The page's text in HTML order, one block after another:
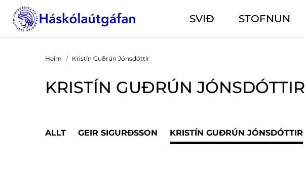
SVIÐ STOFNUN
Heim Kristín Guðrún Jónsdóttir
KRISTÍN GUÐRÚN JÓNSDÓTTIR
ALLT GEIR SIGURÐSSON KRISTÍN GUÐRÚN JÓNSDÓTTIR